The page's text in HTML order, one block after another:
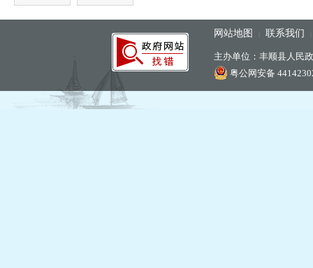
网站地图 联系我们
主办单位：丰顺县人民
粤公网安备